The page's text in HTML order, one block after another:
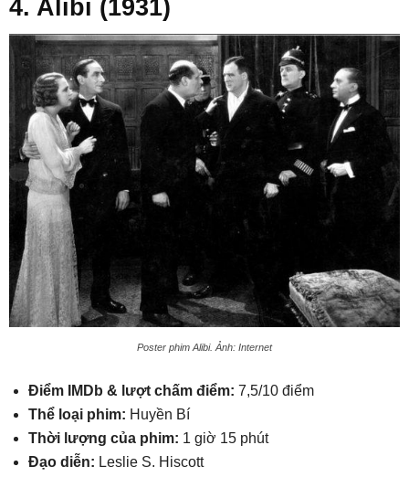
4. Alibi (1931)
Poster phim Alibi. Ảnh: Internet
Điểm IMDb & lượt chấm điểm: 7,5/10 điểm
Thể loại phim: Huyền Bí
Thời lượng của phim: 1 giờ 15 phút
Đạo diễn: Leslie S. Hiscott